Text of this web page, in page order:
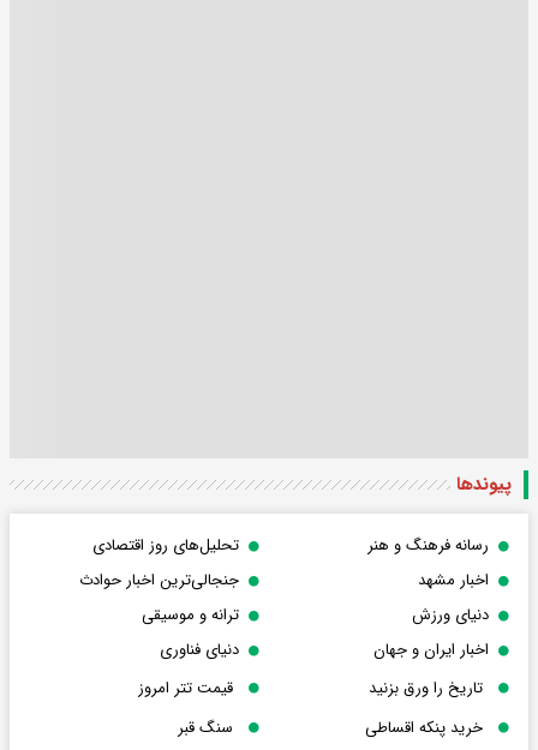
پیوندها
رسانه فرهنگ و هنر
تحلیل‌های روز اقتصادی
اخبار مشهد
جنجالی‌ترین اخبار حوادث
دنیای ورزش
ترانه و موسیقی
اخبار ایران و جهان
دنیای فناوری
تاریخ را ورق بزنید
قیمت تتر امروز
خرید پنکه اقساطی
سنگ قبر